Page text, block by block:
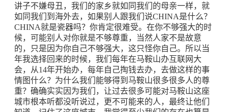
讲子不嫌母丑，我们的家乡就如同我们的母亲一样，就
如同我们到海外去，如果别人跟我们说CHINA是什么？
CHINA就是瓷器吗？你肯定很难受。在你不够强大的时
候，可能别人对你就是不够尊重，当然人家不是故意
的，只是因为你自己不够强大，这只怪你自己。所以当
年我选择回来的时候，我们每年在马鞍山办互联网大
会，从14年开始办，每年自己掏钱去办，去做这样的事
情图什么？为什么我们能够得到马鞍山很多很多人的尊
重？确确实实因为我们，让过去很多可能对马鞍山这座
城市根本听都没听说过，更不可能来的人，最终让他们